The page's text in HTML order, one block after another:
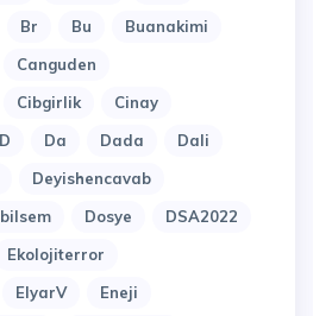
Br Bu
Buanakimi
Canguden
Cibgirlik
Cinay
D Da Dada
Dali
Deyishencavab
Dosye
DSA2022
Ekolojiterror
ElyarV
Eneji